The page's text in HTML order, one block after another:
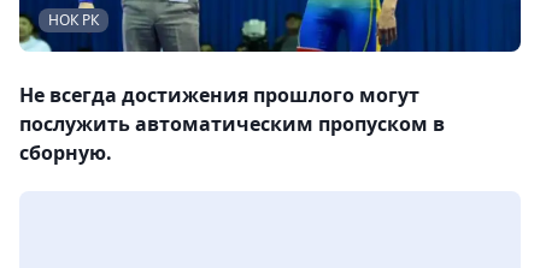
НОК РК
Не всегда достижения прошлого могут
послужить автоматическим пропуском в
сборную.